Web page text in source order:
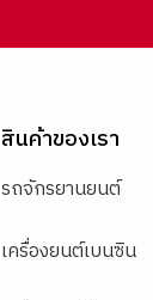
สินค้าของเรา
รถจักรยานยนต์
เครื่องยนต์เบนซิน